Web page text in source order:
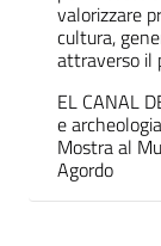
valorizzare
cultura,
attraverso il
EL CANAL
e
Mostra al
Agordo